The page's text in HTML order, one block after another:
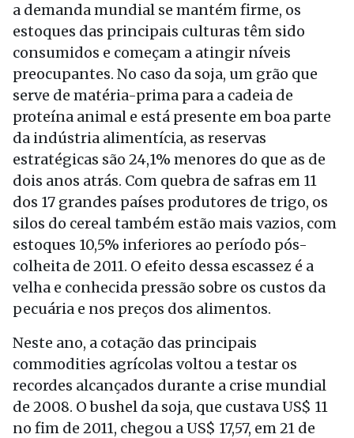
a demanda mundial se mantém firme, os
estoques das principais culturas têm sido
consumidos e começam a atingir níveis
preocupantes. No caso da soja, um grão que
serve de matéria-prima para a cadeia de
proteína animal e está presente em boa parte
da indústria alimentícia, as reservas
estratégicas são 24,1% menores do que as de
dois anos atrás. Com quebra de safras em 11
dos 17 grandes países produtores de trigo, os
silos do cereal também estão mais vazios, com
estoques 10,5% inferiores ao período pós-
colheita de 2011. O efeito dessa escassez é a
velha e conhecida pressão sobre os custos da
pecuária e nos preços dos alimentos.
Neste ano, a cotação das principais
commodities agrícolas voltou a testar os
recordes alcançados durante a crise mundial
de 2008. O bushel da soja, que custava US$ 11
no fim de 2011, chegou a US$ 17,57, em 21 de